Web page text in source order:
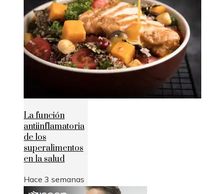
La función
antiinflamatoria
de los
superalimentos
en la salud
Hace 3 semanas